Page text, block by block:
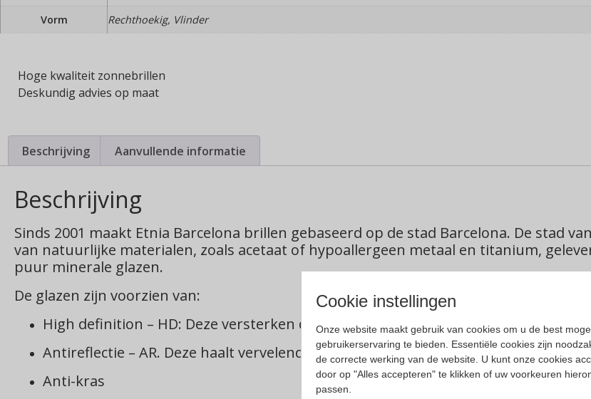
Vorm
Rechthoekig, Vlinder
Hoge kwaliteit zonnebrillen
Deskundig advies op maat
Beschrijving Aanvullende informatie
Beschrijving
Sinds 2001 maakt Etnia Barcelona brillen gebaseerd op de stad Barcelona. De stad
van natuurlijke materialen, zoals acetaat of hypoallergeen metaal en titanium,
puur minerale glazen.
De glazen zijn voorzien van:
High definition – HD: Deze versterken de primaire kleuren zonder de visuele
Antireflectie – AR. Deze haalt vervelend lichtreflectie weg.
Anti-kras
Cookie instellingen
Onze website maakt gebruik van cookies om u de best
gebruikerservaring te bieden. Essentiële cookies zijn
de correcte werking van de website. U kunt onze cookies
door op "Alles accepteren" te klikken of uw voorkeuren
passen.